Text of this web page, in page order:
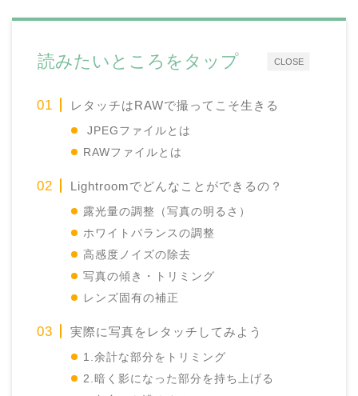
CLOSE
読みたいところをタップ
レタッチはRAWで撮ってこそ生きる
JPEGファイルとは
RAWファイルとは
Lightroomでどんなことができるの？
露光量の調整（写真の明るさ）
ホワイトバランスの調整
高感度ノイズの除去
写真の傾き・トリミング
レンズ固有の補正
実際に写真をレタッチしてみよう
1.余計な部分をトリミング
2.暗く影になった部分を持ち上げる